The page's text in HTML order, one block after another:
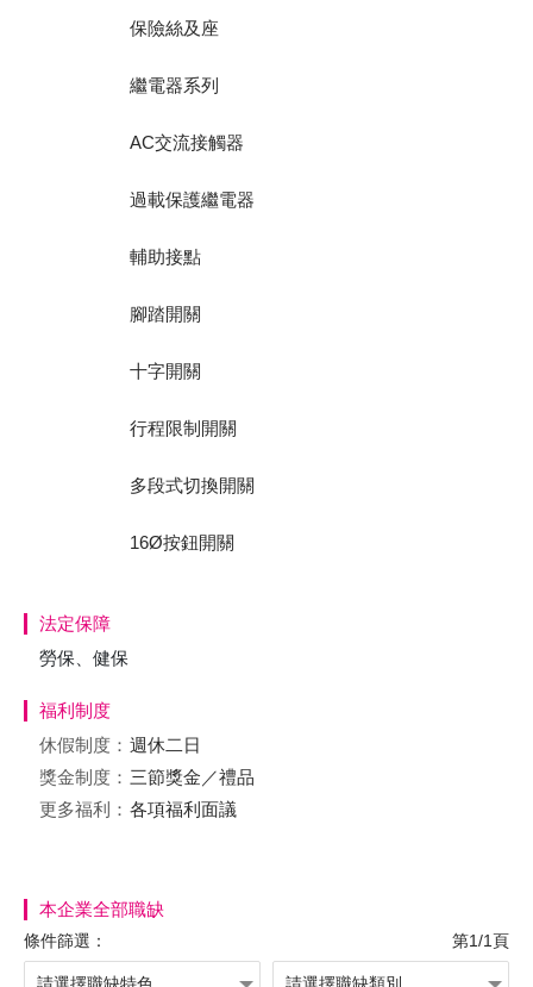
保險絲及座
繼電器系列
AC交流接觸器
過載保護繼電器
輔助接點
腳踏開關
十字開關
行程限制開關
多段式切換開關
16Ø按鈕開關
法定保障
勞保、健保
福利制度
休假制度： 週休二日
獎金制度： 三節獎金／禮品
更多福利： 各項福利面議
本企業全部職缺
條件篩選： 第1/1頁